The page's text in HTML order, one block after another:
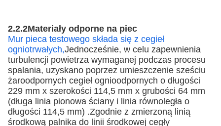
2.2.2Materiały odporne na piec
Mur pieca testowego składa się z cegieł
ogniotrwałych,Jednocześnie, w celu zapewnienia
turbulencji powietrza wymaganej podczas procesu
spalania, uzyskano poprzez umieszczenie sześciu
żaroodpornych cegieł ognioodpornych o długości
229 mm x szerokości 114,5 mm x grubości 64 mm
(długa linia pionowa ściany i linia równoległa o
długości 114,5 mm) .Zgodnie z zmierzoną linią
środkową palnika do linii środkowej cegły